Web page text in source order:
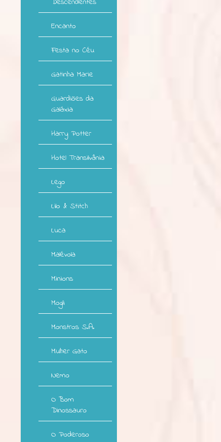
Encanto
Festa no Céu
Gatinha Marie
Guardiões da
Galáxia
Harry Potter
Hotel Transilvânia
Lego
Lilo & Stitch
Luca
Malévola
Minions
Mogli
Monstros S.A.
Mulher Gato
Nemo
O Bom
Dinossauro
O Poderoso